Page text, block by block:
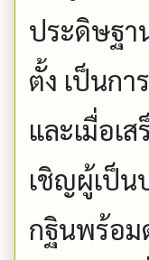
ประดิษฐา
ตั้ง เป็นก
และเมื่อเ
เชิญผู้เป็น
กฐินพร้อม